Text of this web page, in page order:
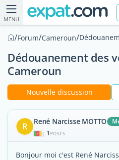
MENU
/Forum/Cameroun/
Dédouanement des
Cameroun
Nouvelle discussion
R René Narcisse MOTTO
| 1 POSTS
Bonjour moi c'est René